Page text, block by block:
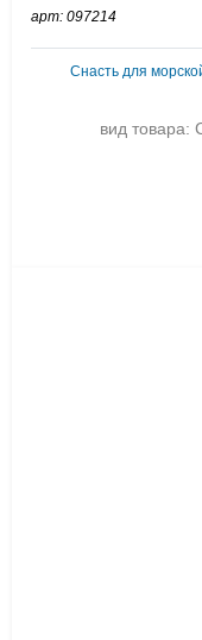
арт: 097214
Снасть для
вид товара: